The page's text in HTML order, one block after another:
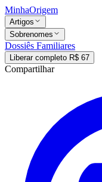
MinhaOrigem
Artigos
Sobrenomes
Dossiês Familiares
Liberar completo R$ 67
Compartilhar